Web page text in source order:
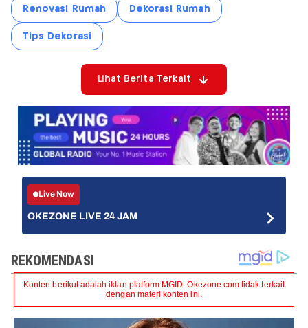
Renovasi Rumah Dekorasi Rumah
Tips Dekorasi
Lihat Berita Terkait
Live Now
OKEZONE LIVE 24 JAM